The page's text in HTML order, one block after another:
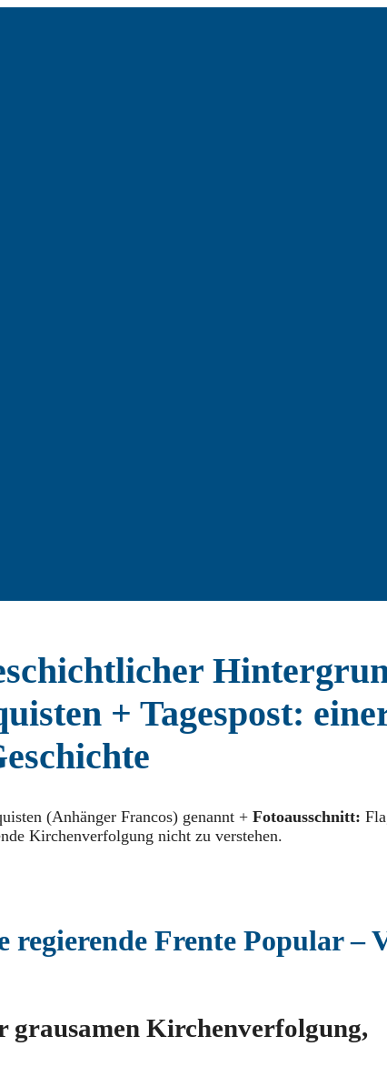
+ Tagespost:
(Anhänger Francos) genannt + Fotoausschnitt:
Kirchenverfolgung nicht zu verstehen.
regierende Frente Popular –
grausamen Kirchenverfolgung,